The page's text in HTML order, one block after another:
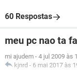
60 Respostas
meu pc nao ta
mi ajudem - 4 jul 2009 às
kjnrd - 6 mai 2017 às